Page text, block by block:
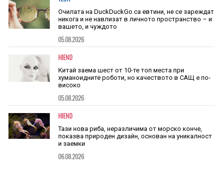
Очилата на DuckDuckGo са евтини, не се зареждат
никога и не навлизат в личното пространство – и
вашето, и чуждото
05.08.2026
HIEND
Китай заема шест от 10-те топ места при
хуманоидните роботи, но качеството в САЩ е по-
високо
05.08.2026
HIEND
Тази нова риба, неразличима от морско конче,
показва природен дизайн, основан на уникалност
и заемки
06.08.2026